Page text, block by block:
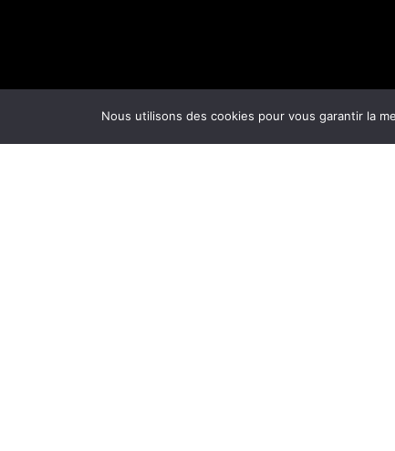
Nous utilisons des cookies pour vous garantir la